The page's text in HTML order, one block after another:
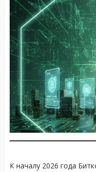
К началу 2026 года